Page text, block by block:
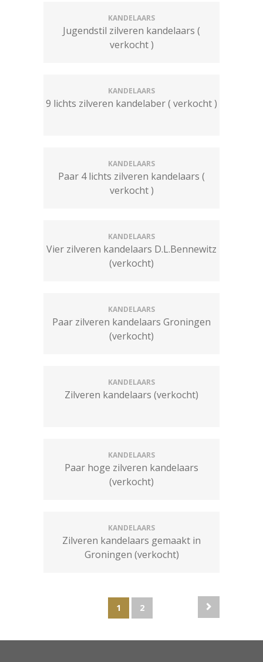
KANDELAARS
Jugendstil zilveren kandelaars (
verkocht )
KANDELAARS
9 lichts zilveren kandelaber ( verkocht )
KANDELAARS
Paar 4 lichts zilveren kandelaars (
verkocht )
KANDELAARS
Vier zilveren kandelaars D.L.Bennewitz
(verkocht)
KANDELAARS
Paar zilveren kandelaars Groningen
(verkocht)
KANDELAARS
Zilveren kandelaars (verkocht)
KANDELAARS
Paar hoge zilveren kandelaars
(verkocht)
KANDELAARS
Zilveren kandelaars gemaakt in
Groningen (verkocht)
1 2